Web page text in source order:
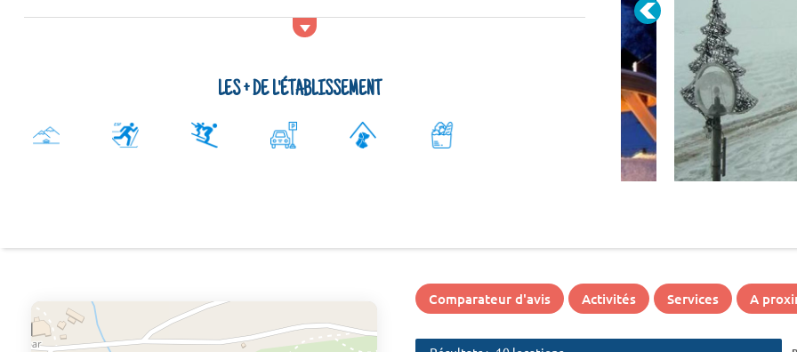
Activités et services
Si vous désirez faire une sortie en ville, vous pouvez...
LES + DE L'ÉTABLISSEMENT
Comparateur d'avis Activités Services A